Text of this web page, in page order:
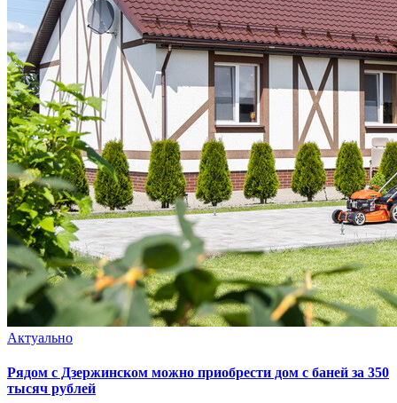
Актуально
Рядом с Дзержинском можно приобрести дом с баней за 350
тысяч рублей